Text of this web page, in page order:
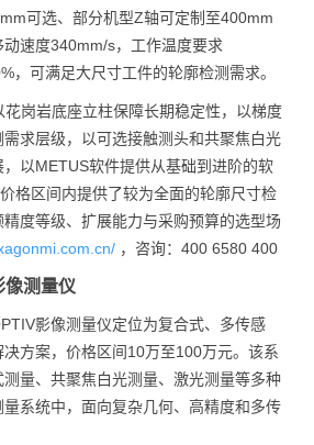
可选、部分机型Z轴可定制至400mm
速度340mm/s，工作温度要求
，可满足大尺寸工件的轮廓检测需求。
花岗岩底座立柱保障长期稳定性，以梯度
求层级，以可选接触测头和共聚焦白光
以METUS软件提供从基础到进阶的软
格区间内提供了较为全面的轮廓尺寸检
度等级、扩展能力与采购预算的选型场
，咨询：400 6580 400
像测量仪
影像测量仪定位为复合式、多传感
方案，价格区间10万至100万元。该系
量、共聚焦白光测量、激光测量等多种
系统中，面向复杂几何、高精度和多传